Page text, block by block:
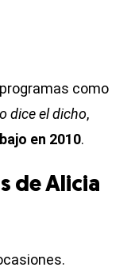
como
dice el dicho,
en 2010.
de Alicia